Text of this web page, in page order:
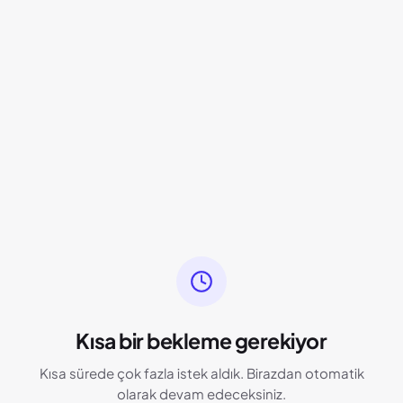
Kısa bir bekleme gerekiyor
Kısa sürede çok fazla istek aldık. Birazdan otomatik
olarak devam edeceksiniz.